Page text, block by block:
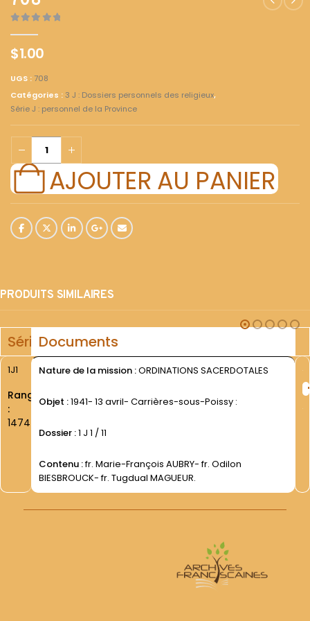
$1.00
UGS :708
Catégories : 3 J : Dossiers personnels des religieux,
Série J : personnel de la Province
AJOUTER AU PANIER
PRODUITS SIMILAIRES
SérieDocuments
1J1
Rang
:
1474
Nature de la mission :ORDINATIONS SACERDOTALES
Objet :1941- 13 avril- Carrières-sous-Poissy :
Dossier :1 J 1 / 11
Contenu :fr. Marie-François AUBRY- fr. Odilon
BIESBROUCK- fr. Tugdual MAGUEUR.